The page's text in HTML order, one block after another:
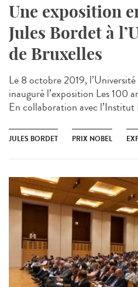
Une exposition
Jules Bordet à
de Bruxelles
Le 8 octobre 2019,
inauguré l’exposition Les 100
En collaboration avec l’Institut
JULES BORDET PRIX NOBEL